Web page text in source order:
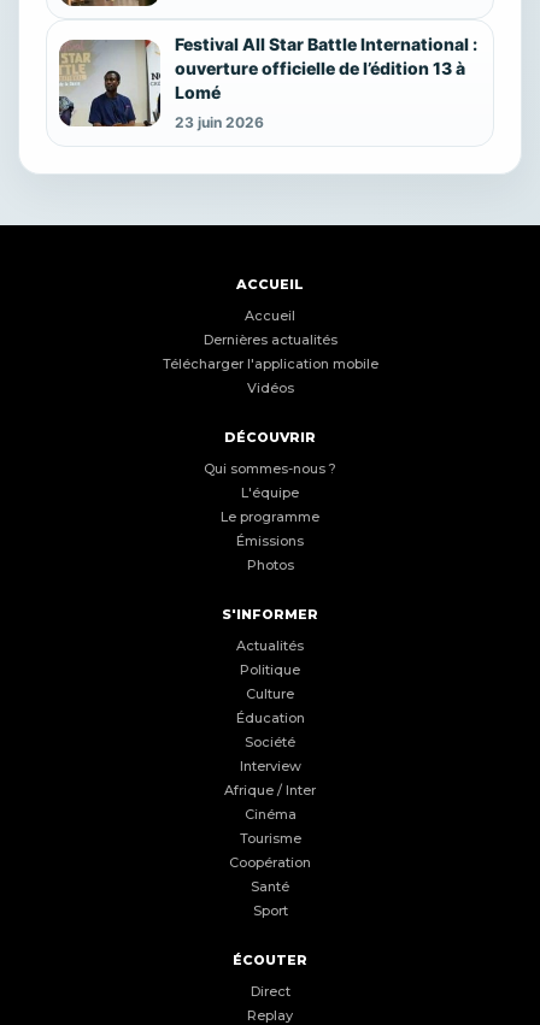
Festival All Star Battle International :
ouverture officielle de l’édition 13 à
Lomé
23 juin 2026
ACCUEIL
Accueil
Dernières actualités
Télécharger l'application mobile
Vidéos
DÉCOUVRIR
Qui sommes-nous ?
L'équipe
Le programme
Émissions
Photos
S'INFORMER
Actualités
Politique
Culture
Éducation
Société
Interview
Afrique / Inter
Cinéma
Tourisme
Coopération
Santé
Sport
ÉCOUTER
Direct
Replay